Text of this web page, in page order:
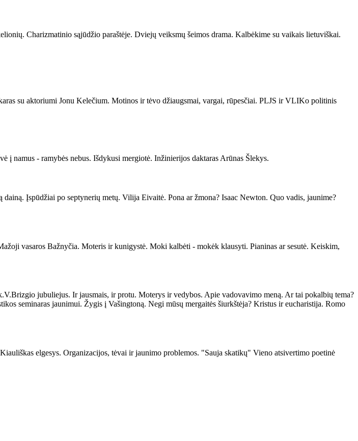
Charizmatinio sąjūdžio paraštėje. Dviejų veiksmų šeimos drama. Kalbėkime su vaikais lietuviškai.
su aktoriumi Jonu Kelečium. Motinos ir tėvo džiaugsmai, vargai, rūpesčiai. PLJS ir VLIKo politinis
į namus - ramybės nebus. Išdykusi mergiotė. Inžinierijos daktaras Arūnas Šlekys.
Įspūdžiai po septynerių metų. Vilija Eivaitė. Pona ar žmona? Isaac Newton. Quo vadis, jaunime?
vasaros Bažnyčia. Moteris ir kunigystė. Moki kalbėti - mokėk klausyti. Pianinas ar sesutė. Keiskim,
jubuliejus. Ir jausmais, ir protu. Moterys ir vedybos. Apie vadovavimo meną. Ar tai pokalbių tema?
seminaras jaunimui. Žygis į Vašingtoną. Negi mūsų mergaitės šiurkštėja? Kristus ir eucharistija. Romo
elgesys. Organizacijos, tėvai ir jaunimo problemos. "Sauja skatikų" Vieno atsivertimo poetinė